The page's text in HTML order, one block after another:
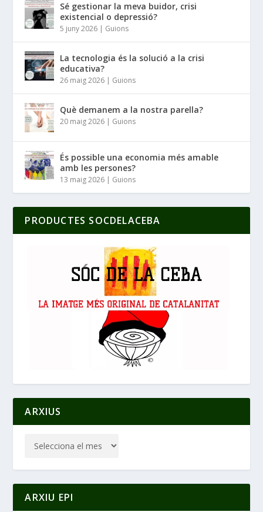
Sé gestionar la meva buidor, crisi
existencial o depressió?
5 juny 2026 | Guions
La tecnologia és la solució a la crisi
educativa?
26 maig 2026 | Guions
Què demanem a la nostra parella?
20 maig 2026 | Guions
És possible una economia més amable
amb les persones?
13 maig 2026 | Guions
PRODUCTES SOCDELACEBA
ARXIUS
ARXIU EPI